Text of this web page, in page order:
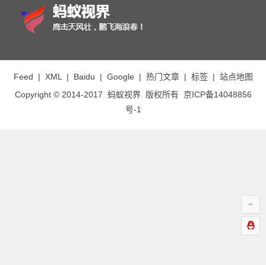
Feed | XML | Baidu | Google | 热门文章| 标签| 站点地图
Copyright © 2014-2017 蚂蚁视界版权所有 京ICP备14048856
号-1